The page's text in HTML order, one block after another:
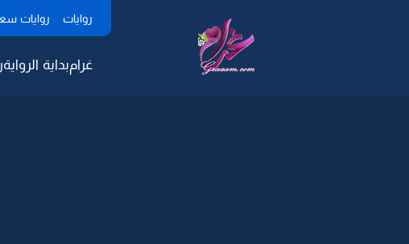
روايات روايات
غرامبداية الرواية